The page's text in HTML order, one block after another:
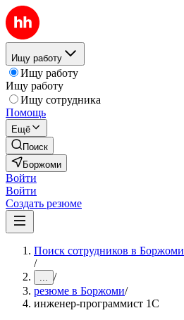
Ищу работу
Ищу работу
Ищу работу
Ищу сотрудника
Помощь
Ещё
Поиск
Боржоми
Войти
Войти
Создать резюме
Поиск сотрудников в Боржоми
/
... /
резюме в Боржоми/
инженер-программист 1С